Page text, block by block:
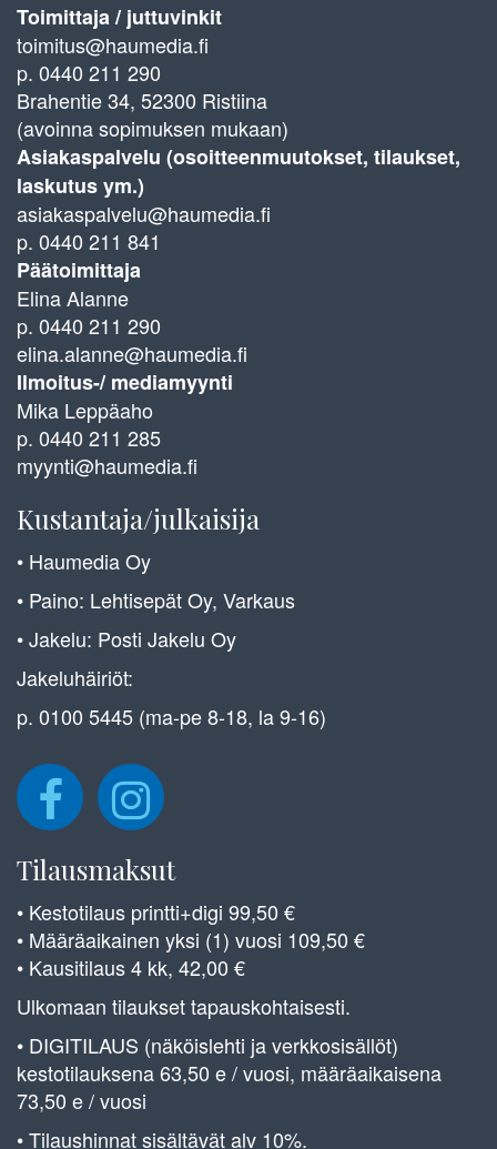
Toimittaja / juttuvinkit
toimitus@haumedia.fi
p. 0440 211 290
Brahentie 34, 52300 Ristiina
(avoinna sopimuksen mukaan)
Asiakaspalvelu (osoitteenmuutokset, tilaukset,
laskutus ym.)
asiakaspalvelu@haumedia.fi
p. 0440 211 841
Päätoimittaja
Elina Alanne
p. 0440 211 290
elina.alanne@haumedia.fi
Ilmoitus-/ mediamyynti
Mika Leppäaho
p. 0440 211 285
myynti@haumedia.fi
Kustantaja/julkaisija
• Haumedia Oy
• Paino: Lehtisepät Oy, Varkaus
• Jakelu: Posti Jakelu Oy
Jakeluhäiriöt:
p. 0100 5445 (ma-pe 8-18, la 9-16)
Tilausmaksut
• Kestotilaus printti+digi 99,50 €
• Määräaikainen yksi (1) vuosi 109,50 €
• Kausitilaus 4 kk, 42,00 €
Ulkomaan tilaukset tapauskohtaisesti.
• DIGITILAUS (näköislehti ja verkkosisällöt)
kestotilauksena 63,50 e / vuosi, määräaikaisena
73,50 e / vuosi
• Tilaushinnat sisältävät alv 10%.